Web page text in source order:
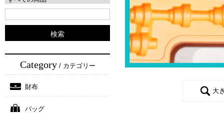
Category/ カテゴリー
財布
バッグ
大